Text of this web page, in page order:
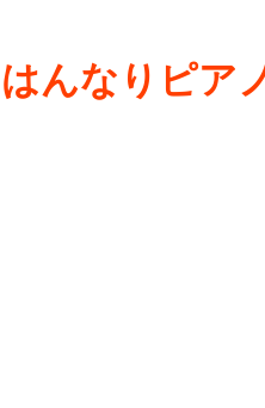
はんなりピア